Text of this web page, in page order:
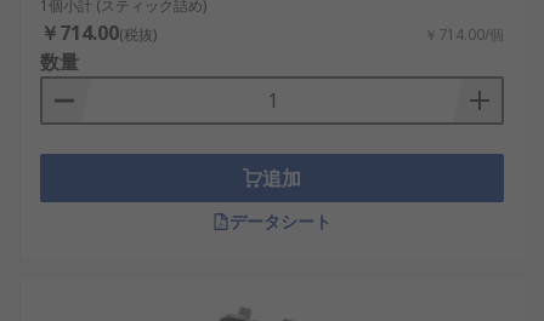
1個小計 (スティック詰め)
￥714.00(税抜) ￥714.00/個
数量
追加
データシート